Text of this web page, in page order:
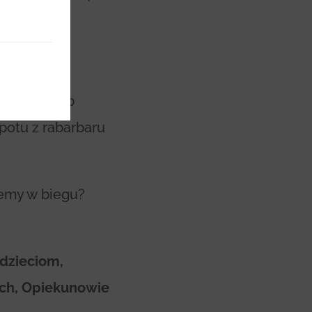
wodę lub
z rabarbaru
w biegu?
Opiekunowie